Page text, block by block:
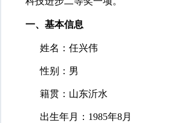
一、基本信息
姓名：任兴伟
性别：男
籍贯：山东沂水
出生年月： 1985年8月